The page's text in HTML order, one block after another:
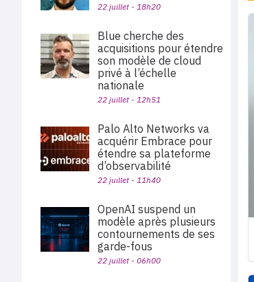
22 juillet - 18h20
Blue cherche des
acquisitions pour étendre
son modèle de cloud
privé à l’échelle
nationale
22 juillet - 12h51
Palo Alto Networks va
acquérir Embrace pour
étendre sa plateforme
d’observabilité
22 juillet - 11h40
OpenAI suspend un
modèle après plusieurs
contournements de ses
garde-fous
22 juillet - 06h00